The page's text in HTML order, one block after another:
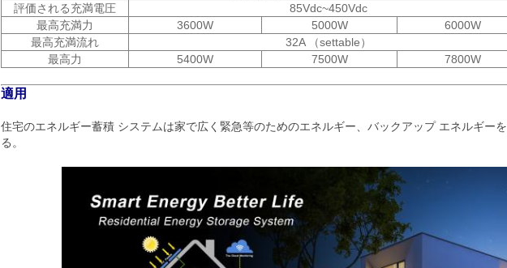
評価される充満電圧
85Vdc~450Vdc
最高充満力
3600W 5000W
6000W
最高充満流れ
32A （settable）
最高力
5400W 7500W 7800W
適用
住宅のエネルギー蓄積 システムは家で広く緊急等のためのエネルギー、バックアップ エネルギー
る。